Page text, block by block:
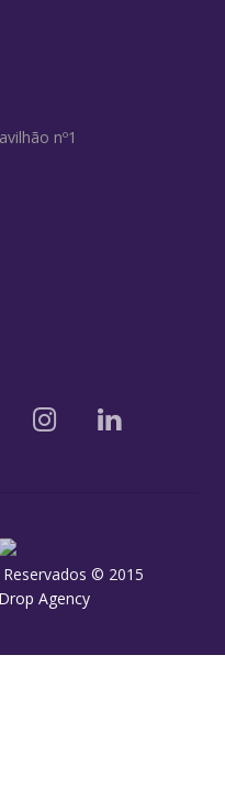
nº1
© 2015
Drop Agency